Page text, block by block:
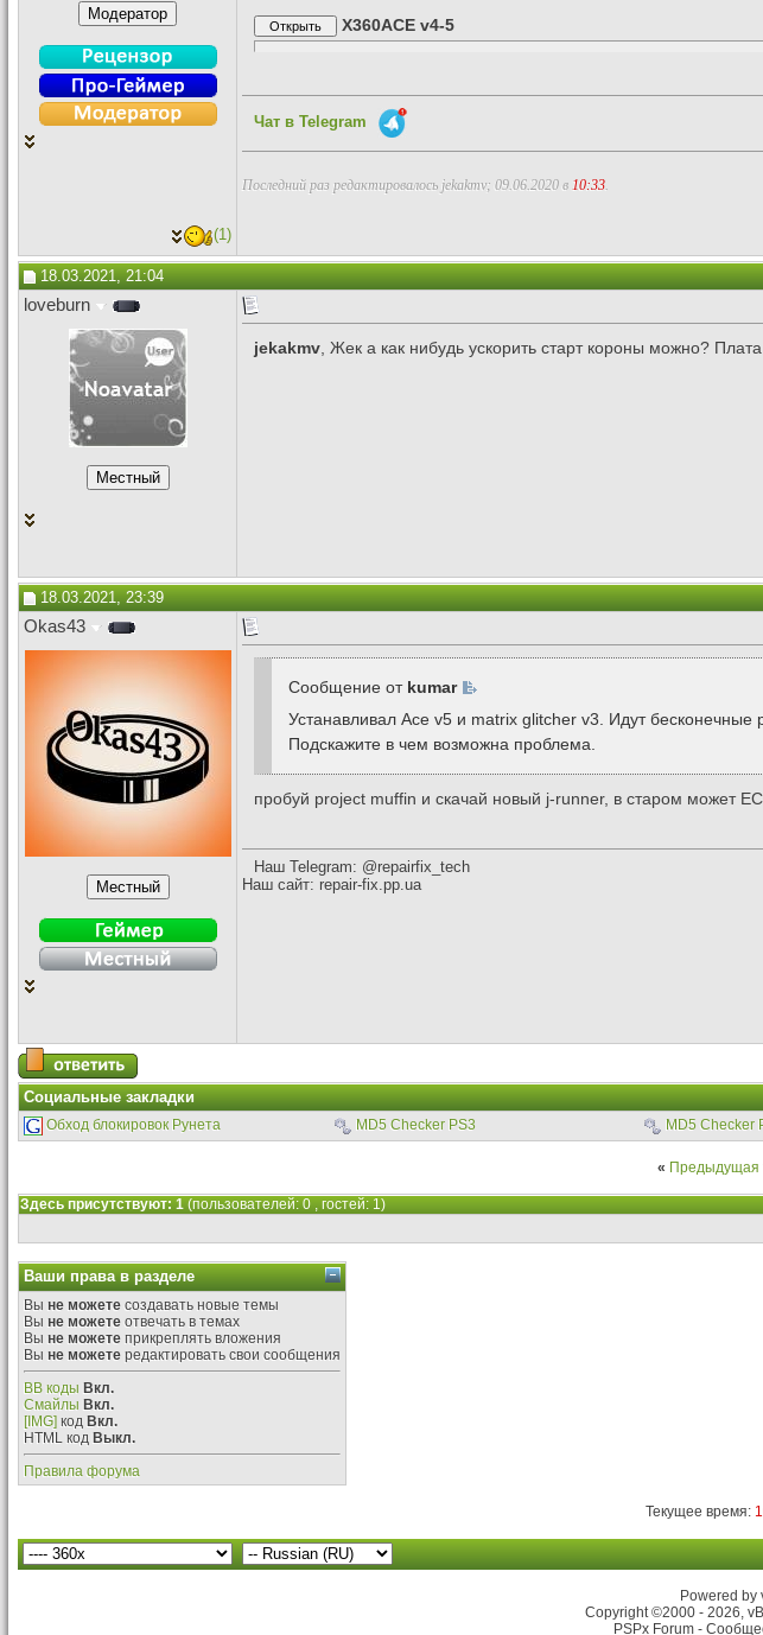
X360ACE v4-5
Чат в Telegram
Последний раз редактировалось jekakmv; 09.06.2020 в 10:33.
(1)
18.03.2021, 21:04
loveburn
jekakmv , Жек а как нибудь ускорить старт короны можно?
18.03.2021, 23:39
Okas43
Сообщение от kumar
Устанавливал Ace v5 и matrix glitcher v3. Идут бесконечные
Подскажите в чем возможна проблема.
пробуй project muffin и скачай новый j-runner, в старом может
Наш Telegram: @repairfix_tech
Наш сайт: repair-fix.pp.ua
Социальные закладки
Обход блокировок Рунета MD5 Checker PS3 MD5 Checker
« Предыдущая
Здесь присутствуют: 1 (пользователей: 0 , гостей: 1)
Ваши права в разделе
Вы не можете создавать новые темы
Вы не можете отвечать в темах
Вы не можете прикреплять вложения
Вы не можете редактировать свои сообщения
BB коды Вкл.
Смайлы Вкл.
[IMG] код Вкл.
HTML код Выкл.
Правила форума
Текущее время:
Powered by
Copyright ©2000 - 2026,
PSPx Forum -